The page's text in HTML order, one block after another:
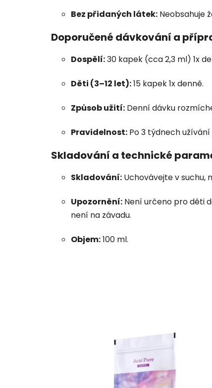
Bez přidaných látek: Neobsahuje
Doporučené dávkování a
Dospělí:30 kapek (cca 2,3 ml) 1x
Děti (3–12 let):15 kapek 1x denně.
Způsob užití: Denní dávku
Pravidelnost: Po 3 týdnech
Skladování a technické
Skladování: Uchovávejte v suchu,
Upozornění: Není určeno pro děti
není na závadu.
Objem:100 ml.